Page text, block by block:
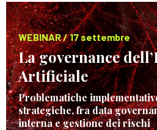
WEBINAR / 17 settembre
La governance
Artificiale
Problematiche
strategiche, fra data
interna e gestione dei rischi